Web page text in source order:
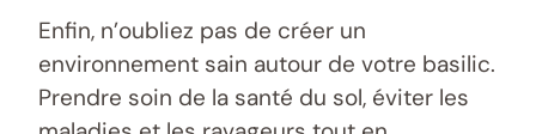
Enfin, n’oubliez pas de créer un
environnement sain autour de votre basilic.
Prendre soin de la santé du sol, éviter les